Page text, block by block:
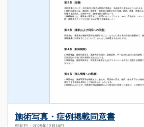
施術写真・症例掲載同意書
更新日：2025年12月18日